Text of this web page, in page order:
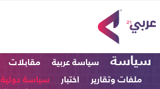
سياسة سياسة عربية مقابلات
ملفات وتقارير
اختبار سياسة دولية